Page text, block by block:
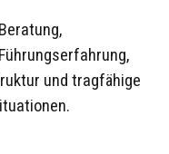
und tragfähige